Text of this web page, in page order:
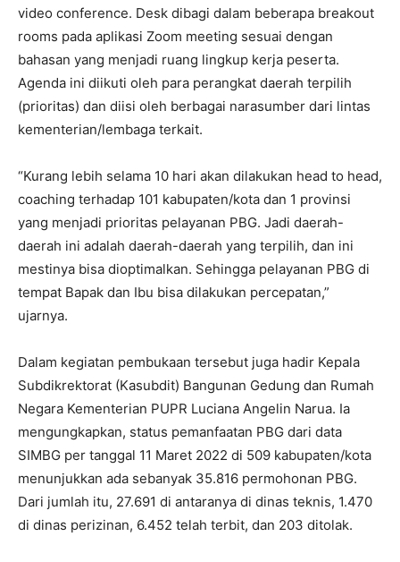
video conference. Desk dibagi dalam beberapa breakout
rooms pada aplikasi Zoom meeting sesuai dengan
bahasan yang menjadi ruang lingkup kerja peserta.
Agenda ini diikuti oleh para perangkat daerah terpilih
(prioritas) dan diisi oleh berbagai narasumber dari lintas
kementerian/lembaga terkait.
“Kurang lebih selama 10 hari akan dilakukan head to head,
coaching terhadap 101 kabupaten/kota dan 1 provinsi
yang menjadi prioritas pelayanan PBG. Jadi daerah-
daerah ini adalah daerah-daerah yang terpilih, dan ini
mestinya bisa dioptimalkan. Sehingga pelayanan PBG di
tempat Bapak dan Ibu bisa dilakukan percepatan,”
ujarnya.
Dalam kegiatan pembukaan tersebut juga hadir Kepala
Subdikrektorat (Kasubdit) Bangunan Gedung dan Rumah
Negara Kementerian PUPR Luciana Angelin Narua. Ia
mengungkapkan, status pemanfaatan PBG dari data
SIMBG per tanggal 11 Maret 2022 di 509 kabupaten/kota
menunjukkan ada sebanyak 35.816 permohonan PBG.
Dari jumlah itu, 27.691 di antaranya di dinas teknis, 1.470
di dinas perizinan, 6.452 telah terbit, dan 203 ditolak.